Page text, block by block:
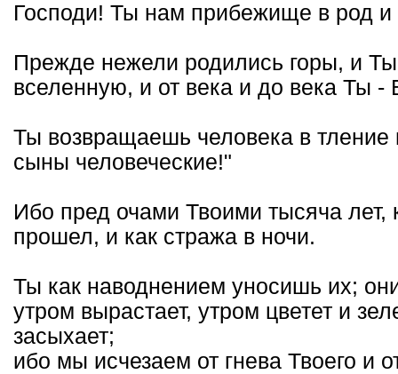
Господи! Ты нам прибежище в род и
Прежде нежели родились горы, и
вселенную, и от века и до века Ты -
Ты возвращаешь человека в тление
сыны человеческие!"
Ибо пред очами Твоими тысяча лет,
прошел, и как стража в ночи.
Ты как наводнением уносишь их;
утром вырастает, утром цветет и
засыхает;
ибо мы исчезаем от гнева Твоего и